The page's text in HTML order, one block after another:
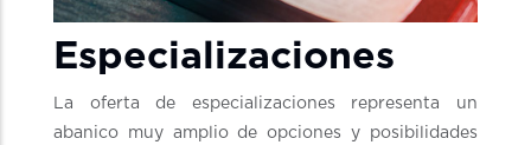
Especializaciones
La oferta de especializaciones representa un
abanico muy amplio de opciones y posibilidades